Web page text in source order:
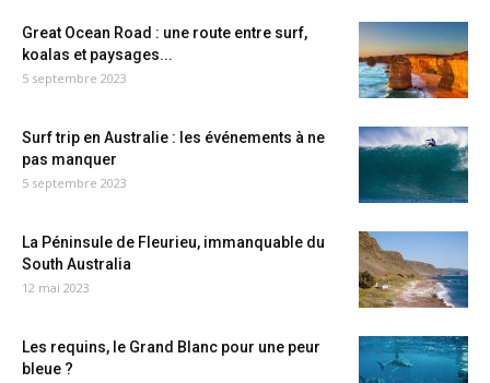
Great Ocean Road : une route entre surf,
koalas et paysages...
5 septembre 2023
Surf trip en Australie : les événements à ne
pas manquer
5 septembre 2023
La Péninsule de Fleurieu, immanquable du
South Australia
12 mai 2023
Les requins, le Grand Blanc pour une peur
bleue ?